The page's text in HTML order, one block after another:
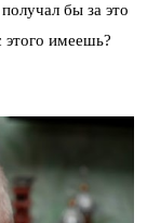
бы за это
имеешь?